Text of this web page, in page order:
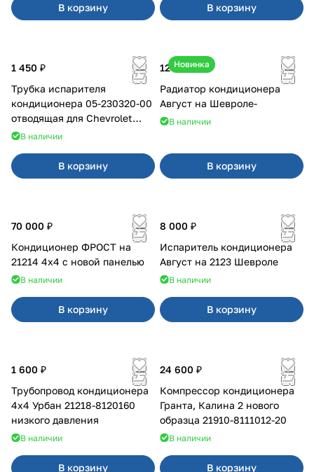
В корзину В корзину
1 450 ₽
Трубка испарителя
кондиционера 05-230320-00
отводящая для Chevrolet
Август
В наличии
В корзину
Новинка
12 750 ₽
Радиатор кондиционера
Август на Шевроле-
В наличии
В корзину
70 000 ₽
Кондиционер ФРОСТ на
21214 4х4 с новой панелью
В наличии
В корзину
8 000 ₽
Испаритель кондиционера
Август на 2123 Шевроле
В наличии
В корзину
1 600 ₽
Трубопровод кондиционера
4x4 Урбан 21218-8120160
низкого давления
В наличии
В корзину
24 600 ₽
Компрессор кондиционера
Гранта, Калина 2 нового
образца 21910-8111012-20
В наличии
В корзину